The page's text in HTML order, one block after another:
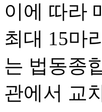
이에 따라
최대 15마
는 법동종
관에서 교